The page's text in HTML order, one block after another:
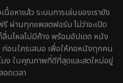
อหาแล้ว ระบบการเล่นของเรายัง
ผ่านทุกแพลตฟอร์ม ไม่ว่าจะเปิด
นไหลไม่มีค้าง พร้อมอัปเดต หนัง
อนใครเสมอ เพื่อให้คอหนังทุกคน
ง ในคุณภาพที่ดีที่สุดและสดใหม่อยู่
อดเวลา